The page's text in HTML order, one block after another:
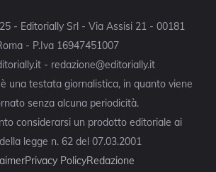
- Editorially Srl - Via Assisi 21 - 00181
- P.Iva 16947451007
- redazione@editorially.it
una testata giornalistica, in quanto viene
senza alcuna periodicità.
considerarsi un prodotto editoriale ai
legge n. 62 del 07.03.2001
Privacy PolicyRedazione